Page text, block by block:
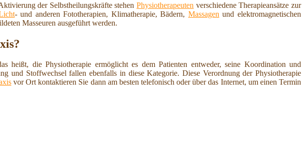
der Selbstheilungskräfte stehenPhysiotherapeuten verschiedene Therapieansätze zur
- und anderen Fototherapien, Klimatherapie, Bädern, Massagen und elektromagnetischen
Masseuren ausgeführt werden.
die Physiotherapie ermöglicht es dem Patienten entweder, seine Koordination und
und Stoffwechsel fallen ebenfalls in diese Kategorie. Diese Verordnung der Physiotherapie
vor Ort kontaktieren Sie dann am besten telefonisch oder über das Internet, um einen Termin